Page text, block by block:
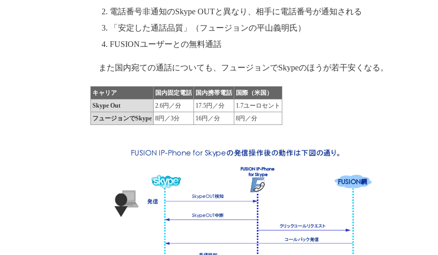
電話番号非通知のSkype OUTと異なり、相手に電話番号が通知される
「安定した通話品質」（フュージョンの平山義明氏）
FUSIONユーザーとの無料通話
また国内宛ての通話についても、フュージョンでSkypeのほうが若干安くなる。
キャリア 国内固定電話 国内携帯電話
国際（米国）
Skype Out
2.6円／分 17.5円／分
1.7ユーロセント
フュージョンでSkype 8円／3分 16円／分 8円／分